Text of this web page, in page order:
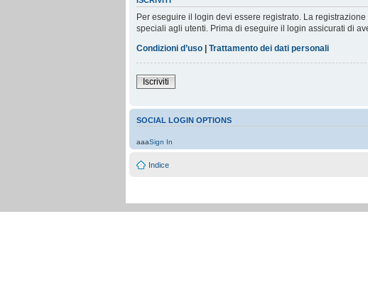
Per eseguire il login devi essere registrato. La
speciali agli utenti. Prima di eseguire il login assicurati di
Condizioni d’uso | Trattamento dei dati personali
Iscriviti
SOCIAL LOGIN OPTIONS
aaaSign In
Indice